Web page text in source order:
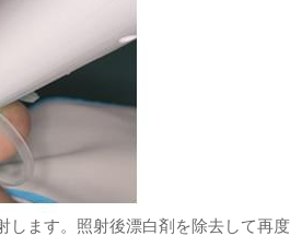
します。照射後漂白剤を除去して再